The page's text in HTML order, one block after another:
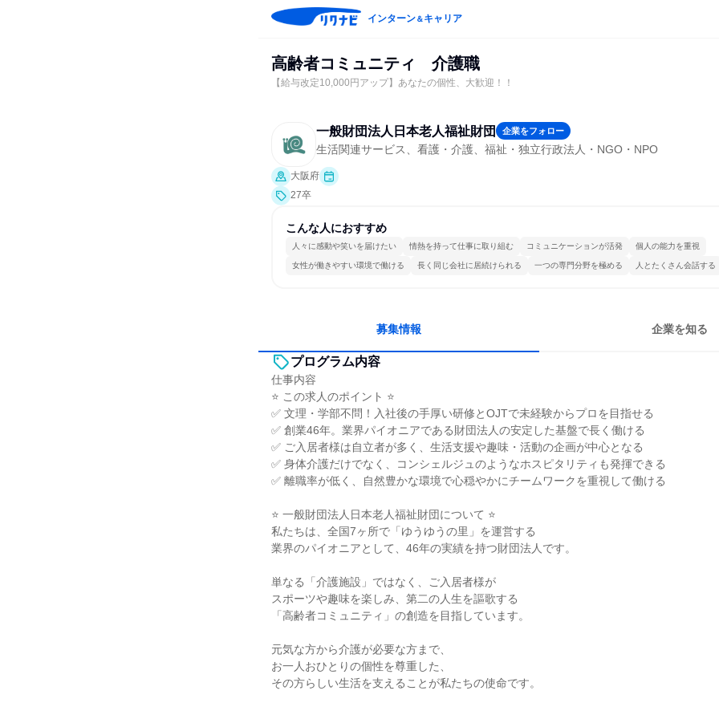
インターン＆キャリア
高齢者コミュニティ 介護職
【給与改定10,000円アップ】あなたの個性、大歓迎！！
一般財団法人日本老人福祉財団 企業をフォロー
生活関連サービス、看護・介護、福祉・独立行政法人・NGO・NPO
大阪府
27卒
こんな人におすすめ
人々に感動や笑いを届けたい 情熱を持って仕事に取り組む コミュニケーションが活発 個人の能力を重視
女性が働きやすい環境で働ける 長く同じ会社に居続けられる 一つの専門分野を極める 人とたくさん会話する
募集情報 企業を知る
プログラム内容
仕事内容
⭐ この求人のポイント ⭐
✅ 文理・学部不問！入社後の手厚い研修とOJTで未経験からプロを目指せる
✅ 創業46年。業界パイオニアである財団法人の安定した基盤で長く働ける
✅ ご入居者様は自立者が多く、生活支援や趣味・活動の企画が中心となる
✅ 身体介護だけでなく、コンシェルジュのようなホスピタリティも発揮できる
✅ 離職率が低く、自然豊かな環境で心穏やかにチームワークを重視して働ける
⭐ 一般財団法人日本老人福祉財団について ⭐
私たちは、全国7ヶ所で「ゆうゆうの里」を運営する
業界のパイオニアとして、46年の実績を持つ財団法人です。
単なる「介護施設」ではなく、ご入居者様が
スポーツや趣味を楽しみ、第二の人生を謳歌する
「高齢者コミュニティ」の創造を目指しています。
元気な方から介護が必要な方まで、
お一人おひとりの個性を尊重した、
その方らしい生活を支えることが私たちの使命です。